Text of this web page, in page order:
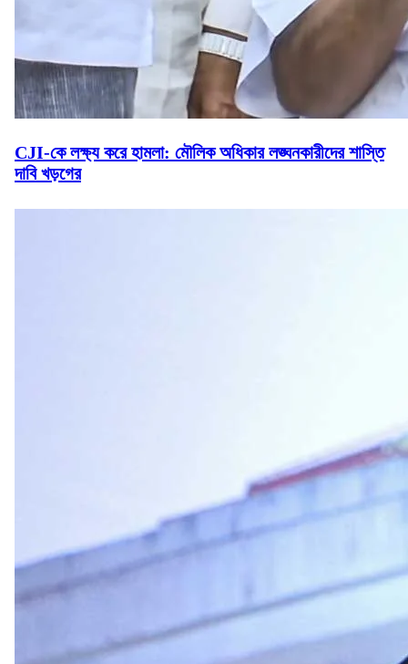
CJI-কে লক্ষ্য করে হামলা: মৌলিক অধিকার লঙ্ঘনকারীদের শাস্তি
দাবি খড়গের